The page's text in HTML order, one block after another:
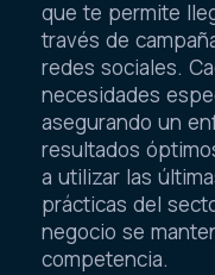
que te permite
través de
redes sociales.
necesidades
asegurando un
resultados
a utilizar las
prácticas del
negocio se
competencia.